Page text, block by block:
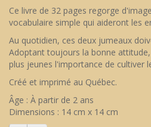
Ce livre de 32 pages regorge
vocabulaire simple qui aideront les
Au quotidien, ces deux jumeaux
Adoptant toujours la bonne
plus jeunes l'importance de cultiver
Créé et imprimé au Québec.
Âge : À partir de 2 ans
Dimensions : 14 cm x 14 cm